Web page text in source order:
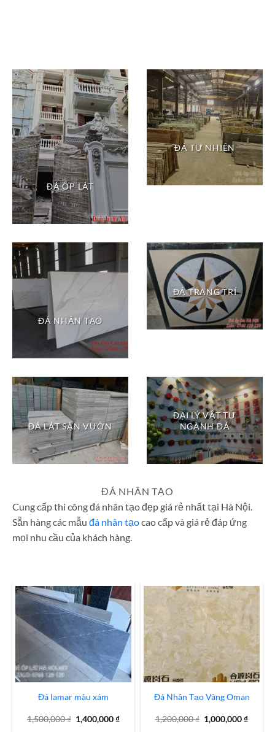
ĐÁ ỐP LÁT
ĐÁ TỰ NHIÊN
ĐÁ NHÂN TẠO
ĐÁ TRANG TRÍ
ĐÁ LÁT SÂN VƯỜN
ĐẠI LÝ VẬT TƯ
NGÀNH ĐÁ
ĐÁ NHÂN TẠO
Cung cấp thi công đá nhân tạo đẹp giá rẻ nhất tại Hà Nội.
Sẵn hàng các mẫu đá nhân tạocao cấp và giá rẻ đáp ứng
mọi nhu cầu của khách hàng.
Đá lamar màu xám
1,500,000₫ Giá
gốc
1,400,000₫Giá
Đá Nhân Tạo Vàng Oman
1,200,000₫ Giá
gốc
1,000,000₫Giá